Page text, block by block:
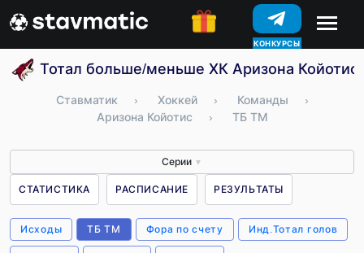
КОНКУРСЫ
Тотал больше/меньше ХК Аризона
Ставматик › Хоккей › Команды
›
Аризона Койотис
› ТБ ТМ
Серии ▼
СТАТИСТИКА РАСПИСАНИЕ РЕЗУЛЬТАТЫ
Исходы ТБ ТМ Фора по счету Инд.Тотал голов